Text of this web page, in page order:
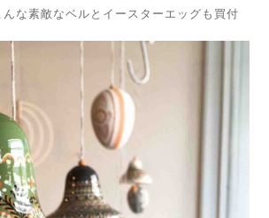
んな素敵なベルとイースターエッグも買付